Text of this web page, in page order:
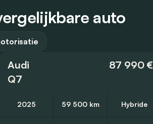
auto
Audi
Q7
87 990 €
2025 59 500 km Hybride